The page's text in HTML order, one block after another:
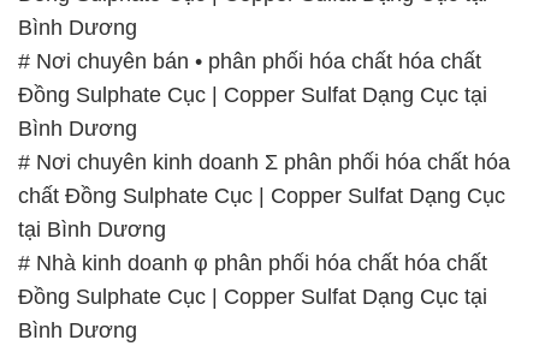
# Nơi chuyên kinh doanh Σ phân phối hóa chất hóa
chất Đồng Sulphate Cục | Copper Sulfat Dạng Cục
tại Bình Dương
# Nhà kinh doanh φ phân phối hóa chất hóa chất
Đồng Sulphate Cục | Copper Sulfat Dạng Cục tại
Bình Dương
# Nhà cung cấp / cung ứng hóa chất hóa chất Đồng
Sulphate Cục | Copper Sulfat Dạng Cục tại Bình
Dương
# Nơi chuyên cung cấp ♥ cung ứng hóa chất hóa